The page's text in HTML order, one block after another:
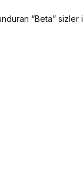
“Beta” sizler